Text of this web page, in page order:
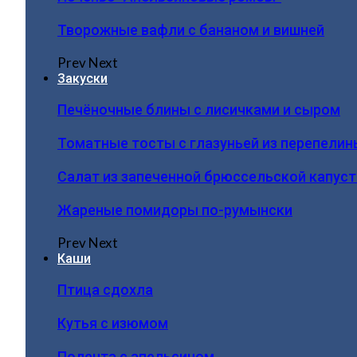
Творожные вафли с бананом и вишней
PrevNext
Закуски
Печёночные блины с лисичками и сыром
Томатные тосты с глазуньей из
Салат из запеченной брюссельской
Жареные помидоры по-румынски
PrevNext
Каши
Птица сдохла
Кутья с изюмом